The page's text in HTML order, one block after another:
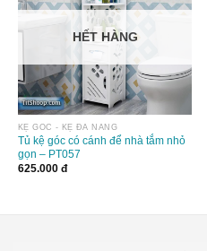
HẾT HÀNG
KỆ GÓC - KỆ ĐA NĂNG
Tủ kệ góc có cánh để nhà tắm nhỏ
gọn – PT057
625.000 đ